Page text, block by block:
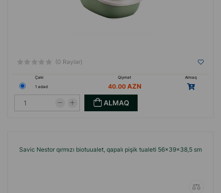
(0 Rəylər)
Çəki Qiymət
Almaq
1 ədəd
40.00
ALMAQ
Savic Nestor qırmızı biotuualet, qapalı pişik tualeti 56x39x38,5 sm